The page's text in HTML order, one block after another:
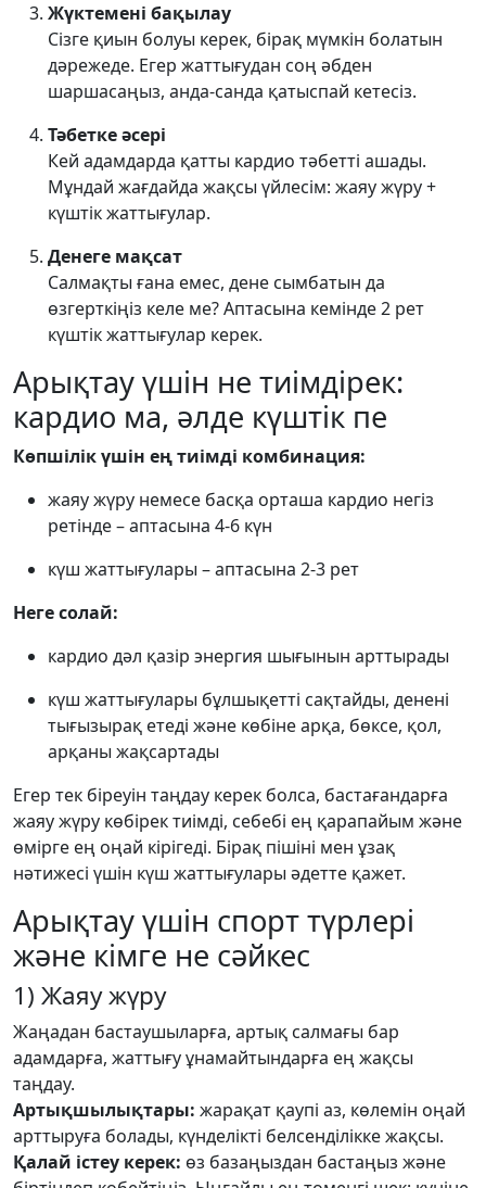
Жүктемені бақылау
Сізге қиын болуы керек, бірақ мүмкін болатын
дәрежеде. Егер жаттығудан соң әбден
шаршасаңыз, анда-санда қатыспай кетесіз.
Тәбетке әсері
Кей адамдарда қатты кардио тәбетті ашады.
Мұндай жағдайда жақсы үйлесім: жаяу жүру +
күштік жаттығулар.
Денеге мақсат
Салмақты ғана емес, дене сымбатын да
өзгерткіңіз келе ме? Аптасына кемінде 2 рет
күштік жаттығулар керек.
Арықтау үшін не тиімдірек:
кардио ма, әлде күштік пе
Көпшілік үшін ең тиімді комбинация:
жаяу жүру немесе басқа орташа кардио негіз
ретінде – аптасына 4-6 күн
күш жаттығулары – аптасына 2-3 рет
Неге солай:
кардио дәл қазір энергия шығынын арттырады
күш жаттығулары бұлшықетті сақтайды, денені
тығызырақ етеді және көбіне арқа, бөксе, қол,
арқаны жақсартады
Егер тек біреуін таңдау керек болса, бастағандарға
жаяу жүру көбірек тиімді, себебі ең қарапайым және
өмірге ең оңай кірігеді. Бірақ пішіні мен ұзақ
нәтижесі үшін күш жаттығулары әдетте қажет.
Арықтау үшін спорт түрлері
және кімге не сәйкес
1) Жаяу жүру
Жаңадан бастаушыларға, артық салмағы бар
адамдарға, жаттығу ұнамайтындарға ең жақсы
таңдау.
Артықшылықтары: жарақат қаупі аз, көлемін оңай
арттыруға болады, күнделікті белсенділікке жақсы.
Қалай істеу керек: өз базаңыздан бастаңыз және